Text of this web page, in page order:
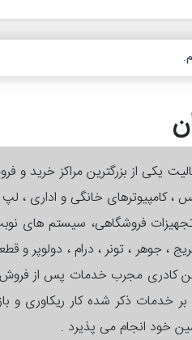
یکی از بزرگترین مراکز خرید و
، کامپیوترهای خانگی و اداری ،
تجهیزات فروشگاهی، سیستم های
، جوهر ، تونر ، درام ، دولوپر و
کادری مجرب خدمات پس از
خدمات ذکر شده کار ریکاوری و
خود انجام می پذیرد .